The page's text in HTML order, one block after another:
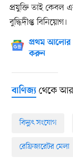
প্রযুক্তি তাই কেবল
বুদ্ধিদীপ্ত বিনিয়োগ।
প্রথম আলোর
করুন
বাণিজ্যথেকে
বিদ্যুৎ সংযোগ
রেফ্রিজারেটর মেলা